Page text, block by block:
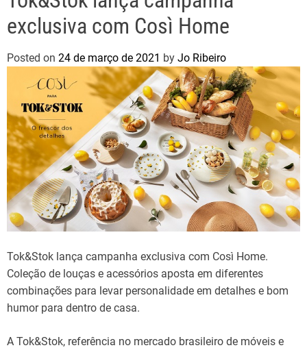
exclusiva com Così Home
Posted on 24 de março de 2021 by Jo Ribeiro
Tok&Stok lança campanha exclusiva com Così Home.
Coleção de louças e acessórios aposta em diferentes
combinações para levar personalidade em detalhes e bom
humor para dentro de casa.
A Tok&Stok, referência no mercado brasileiro de móveis e